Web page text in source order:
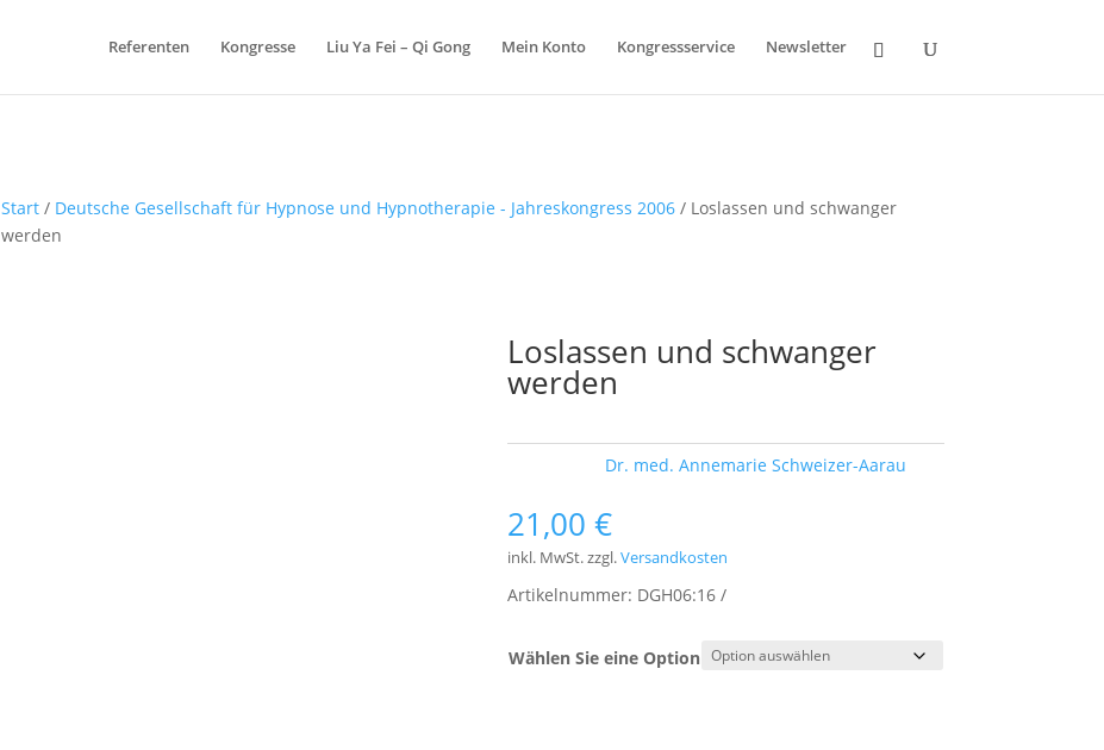
Referenten Kongresse Liu Ya Fei – Qi Gong Mein Konto Kongressservice Newsletter
Start/ Deutsche Gesellschaft für Hypnose und Hypnotherapie - Jahreskongress 2006/ Loslassen und schwanger
werden
Loslassen und schwanger
werden
Dr. med. Annemarie Schweizer-Aarau
21,00€
inkl. MwSt.zzgl.Versandkosten
Artikelnummer: DGH06:16
Wählen Sie eine Option